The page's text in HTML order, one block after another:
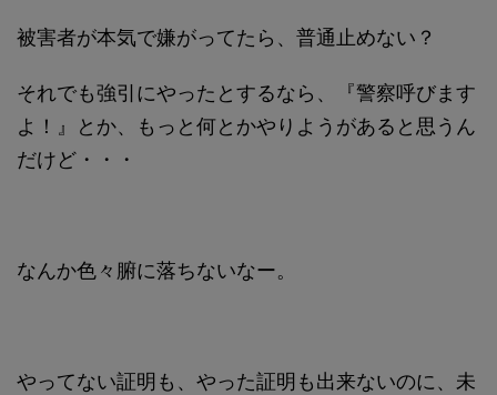
被害者が本気で嫌がってたら、普通止めない？
それでも強引にやったとするなら、『警察呼びます
よ！』とか、もっと何とかやりようがあると思うん
だけど・・・
なんか色々腑に落ちないなー。
やってない証明も、やった証明も出来ないのに、未